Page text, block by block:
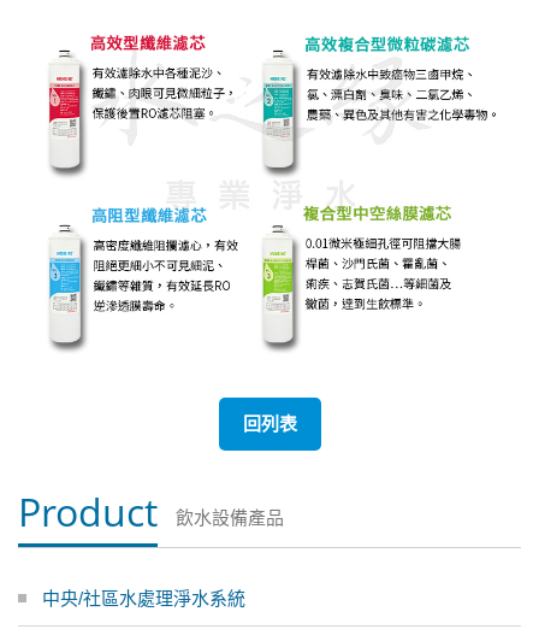
回列表
Product 飲水設備產品
中央/社區水處理淨水系統